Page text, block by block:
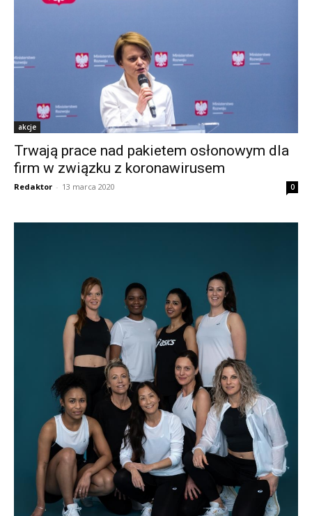
akcje
Trwają prace nad pakietem osłonowym dla
firm w związku z koronawirusem
Redaktor - 13 marca 2020 0